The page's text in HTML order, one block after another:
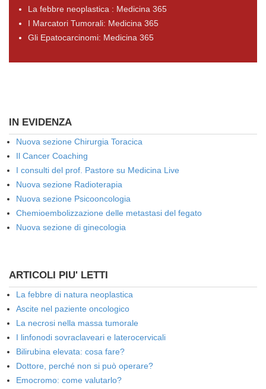
La febbre neoplastica : Medicina 365
I Marcatori Tumorali: Medicina 365
Gli Epatocarcinomi: Medicina 365
IN EVIDENZA
Nuova sezione Chirurgia Toracica
Il Cancer Coaching
I consulti del prof. Pastore su Medicina Live
Nuova sezione Radioterapia
Nuova sezione Psicooncologia
Chemioembolizzazione delle metastasi del fegato
Nuova sezione di ginecologia
ARTICOLI PIU' LETTI
La febbre di natura neoplastica
Ascite nel paziente oncologico
La necrosi nella massa tumorale
I linfonodi sovraclaveari e laterocervicali
Bilirubina elevata: cosa fare?
Dottore, perché non si può operare?
Emocromo: come valutarlo?